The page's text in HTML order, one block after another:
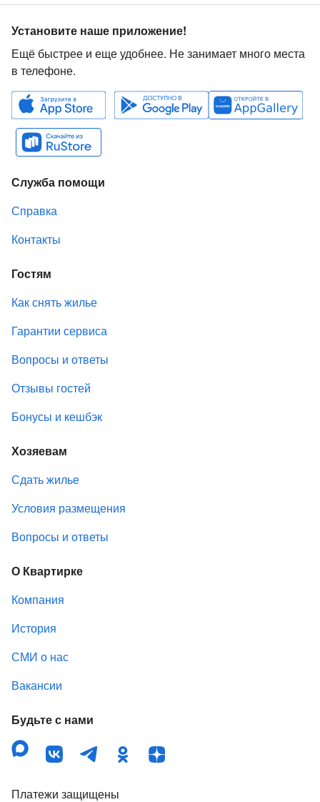
Установите наше приложение!
Ещё быстрее и еще удобнее. Не занимает много места
в телефоне.
Служба помощи
Справка
Контакты
Гостям
Как снять жилье
Гарантии сервиса
Вопросы и ответы
Отзывы гостей
Бонусы и кешбэк
Хозяевам
Сдать жилье
Условия размещения
Вопросы и ответы
О Квартирке
Компания
История
СМИ о нас
Вакансии
Будьте с нами
Платежи защищены